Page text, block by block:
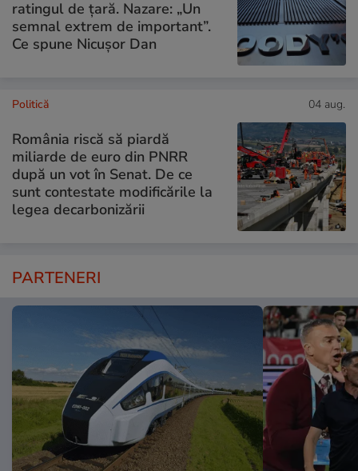
ratingul de țară. Nazare: „Un
semnal extrem de important”.
Ce spune Nicușor Dan
Politică 04 aug.
România riscă să piardă
miliarde de euro din PNRR
după un vot în Senat. De ce
sunt contestate modificările la
legea decarbonizării
PARTENERI